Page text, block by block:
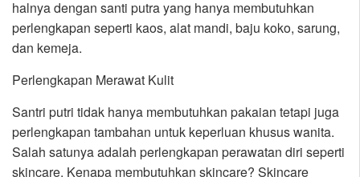
halnya dengan santi putra yang hanya membutuhkan
perlengkapan seperti kaos, alat mandi, baju koko, sarung,
dan kemeja.
Perlengkapan Merawat Kulit
Santri putri tidak hanya membutuhkan pakaian tetapi juga
perlengkapan tambahan untuk keperluan khusus wanita.
Salah satunya adalah perlengkapan perawatan diri seperti
skincare. Kenapa membutuhkan skincare? Skincare